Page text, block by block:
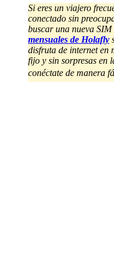
Si eres un viajero
conectado sin
buscar una nueva
mensuales de Holafly
disfruta de internet en
fijo y sin sorpresas en
conéctate de manera